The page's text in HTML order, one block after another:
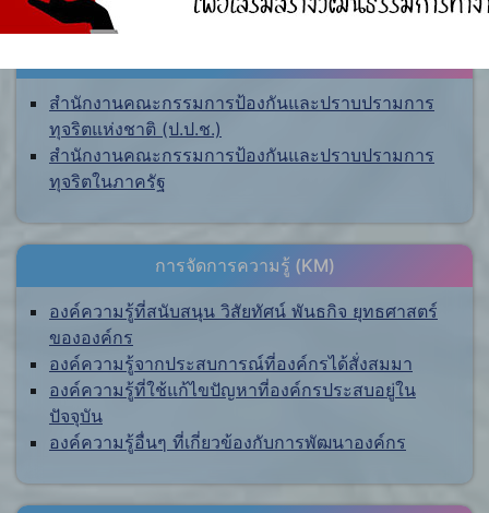
สำนักงานคณะกรรมการป้องกันและปราบปรามการ
ทุจริตแห่งชาติ (ป.ป.ช.)
สำนักงานคณะกรรมการป้องกันและปราบปรามการ
ทุจริตในภาครัฐ
การจัดการความรู้ (KM)
องค์ความรู้ที่สนับสนุน วิสัยทัศน์ พันธกิจ ยุทธศาสตร์
ขององค์กร
องค์ความรู้จากประสบการณ์ที่องค์กรได้สั่งสมมา
องค์ความรู้ที่ใช้แก้ไขปัญหาที่องค์กรประสบอยู่ใน
ปัจจุบัน
องค์ความรู้อื่นๆ ที่เกี่ยวข้องกับการพัฒนาองค์กร